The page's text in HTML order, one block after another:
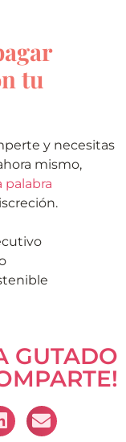
tu
y necesitas
mismo,
palabra
GUTADO